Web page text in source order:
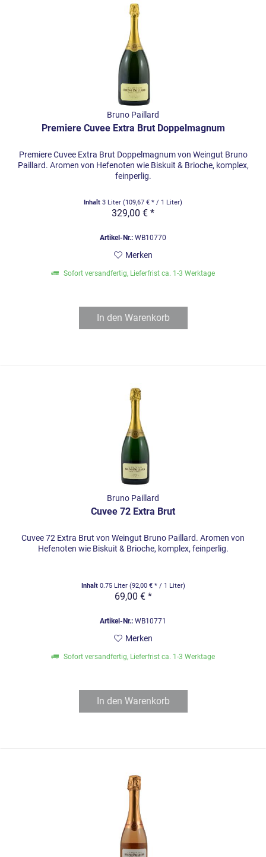
Land / Region: Frankreich / Champagne
Geschäftsführer: Bruno Paillard, Alice Paillard
Rebfläche: 32 Hektar (inklusive 12 Grand Crus)
Eigener Anbau für die Produktion: 50 – 60 Prozent
Dosage: Maximal 6 Gramm pro Liter (Alle Champagner sind
Bruno Paillard
Premiere Cuvee Extra Brut Doppelmagnum
Premiere Cuvee Extra Brut Doppelmagnum von Weingut Bruno
Paillard. Aromen von Hefenoten wie Biskuit & Brioche, komplex,
feinperlig.
Inhalt3 Liter(109,67 € * / 1 Liter)
329,00 € *
Artikel-Nr.: WB10770
Merken
Sofort versandfertig, Lieferfrist ca. 1-3 Werktage
In den Warenkorb
Bruno Paillard
Cuvee 72 Extra Brut
Cuvee 72 Extra Brut von Weingut Bruno Paillard. Aromen von
Hefenoten wie Biskuit & Brioche, komplex, feinperlig.
Inhalt 0.75 Liter (92,00 € * / 1 Liter)
69,00 € *
Artikel-Nr.: WB10771
Merken
Sofort versandfertig, Lieferfrist ca. 1-3 Werktage
In den Warenkorb